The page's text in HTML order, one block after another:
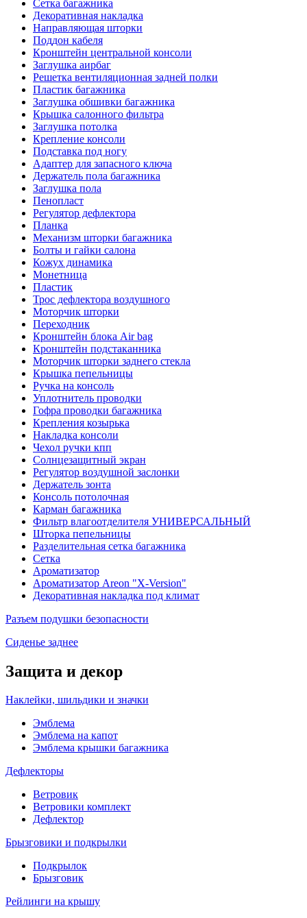
Сетка багажника
Декоративная накладка
Направляющая шторки
Поддон кабеля
Кронштейн центральной консоли
Заглушка аирбаг
Решетка вентиляционная задней полки
Пластик багажника
Заглушка обшивки багажника
Крышка салонного фильтра
Заглушка потолка
Крепление консоли
Подставка под ногу
Адаптер для запасного ключа
Держатель пола багажника
Заглушка пола
Пенопласт
Регулятор дефлектора
Планка
Механизм шторки багажника
Болты и гайки салона
Кожух динамика
Монетница
Пластик
Трос дефлектора воздушного
Моторчик шторки
Переходник
Кронштейн блока Air bag
Кронштейн подстаканника
Моторчик шторки заднего стекла
Крышка пепельницы
Ручка на консоль
Уплотнитель проводки
Гофра проводки багажника
Крепления козырька
Накладка консоли
Чехол ручки кпп
Солнцезащитный экран
Регулятор воздушной заслонки
Держатель зонта
Консоль потолочная
Карман багажника
Фильтр влагоотделителя УНИВЕРСАЛЬНЫЙ
Шторка пепельницы
Разделительная сетка багажника
Сетка
Ароматизатор
Ароматизатор Areon "X-Version"
Декоративная накладка под климат
Разъем подушки безопасности
Сиденье заднее
Защита и декор
Наклейки, шильдики и значки
Эмблема
Эмблема на капот
Эмблема крышки багажника
Дефлекторы
Ветровик
Ветровики комплект
Дефлектор
Брызговики и подкрылки
Подкрылок
Брызговик
Рейлинги на крышу